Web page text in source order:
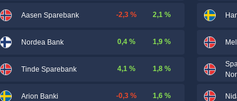
Aasen Sparebank -2,3 % 2,1 %
Nordea Bank 0,4 % 1,9 %
Tinde Sparebank 4,1 % 1,8 %
Arion Banki -0,3 % 1,6 %